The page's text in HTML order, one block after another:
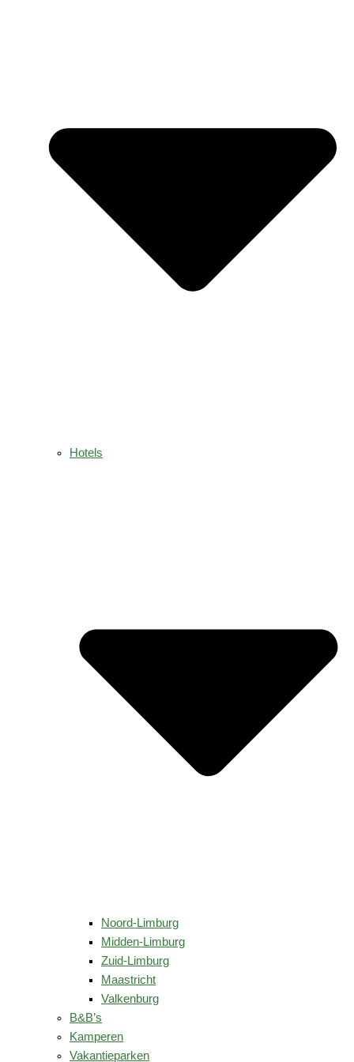
Hotels
Noord-Limburg
Midden-Limburg
Zuid-Limburg
Maastricht
Valkenburg
B&B’s
Kamperen
Vakantieparken